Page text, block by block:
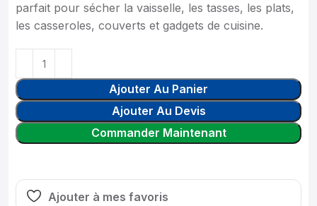
parfait pour sécher la vaisselle, les tasses, les plats,
les casseroles, couverts et gadgets de cuisine.
Ajouter Au Panier
Ajouter Au Devis
Commander Maintenant
Ajouter à mes favoris